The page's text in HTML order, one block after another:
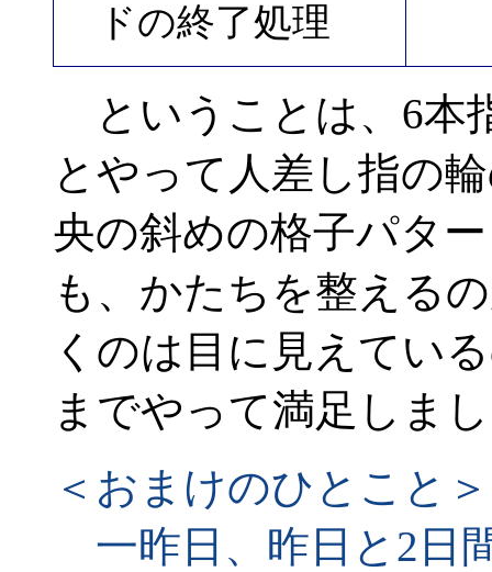
ドの終了処理
ということは、6本
とやって人差し指の
央の斜めの格子パタ
も、かたちを整える
くのは目に見えてい
までやって満足しま
＜おまけのひとこと＞
一昨日、昨日と2日